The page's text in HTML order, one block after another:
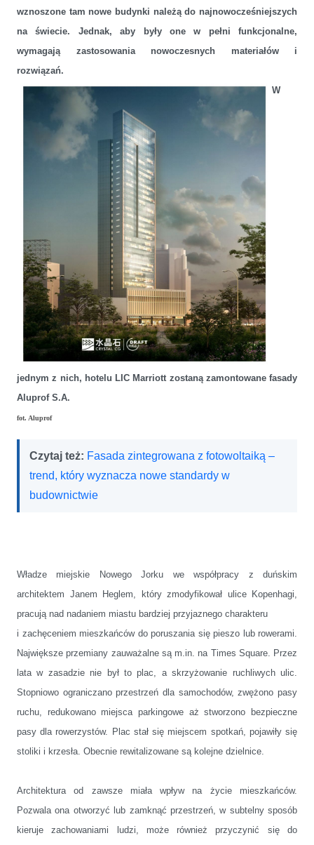
Polskie fasady Aluprof w budynkach Nowego Jorku
wznoszone tam nowe budynki należą do najnowocześniejszych
na świecie. Jednak, aby były one w pełni funkcjonalne,
wymagają zastosowania nowoczesnych materiałów i
rozwiązań.
W
jednym z nich, hotelu LIC Marriott zostaną zamontowane fasady
Aluprof S.A.
fot. Aluprof
Czytaj też: Fasada zintegrowana z fotowoltaiką –
trend, który wyznacza nowe standardy w
budownictwie
Władze miejskie Nowego Jorku we współpracy z duńskim
architektem Janem Heglem, który zmodyfikował ulice Kopenhagi,
pracują nad nadaniem miastu bardziej przyjaznego charakteru
i zachęceniem mieszkańców do poruszania się pieszo lub rowerami.
Największe przemiany zauważalne są m.in. na Times Square. Przez
lata w zasadzie nie był to plac, a skrzyżowanie ruchliwych ulic.
Stopniowo ograniczano przestrzeń dla samochodów, zwężono pasy
ruchu, redukowano miejsca parkingowe aż stworzono bezpieczne
pasy dla rowerzystów. Plac stał się miejscem spotkań, pojawiły się
stoliki i krzesła. Obecnie rewitalizowane są kolejne dzielnice.
Architektura od zawsze miała wpływ na życie mieszkańców.
Pozwala ona otworzyć lub zamknąć przestrzeń, w subtelny sposób
kieruje zachowaniami ludzi, może również przyczynić się do